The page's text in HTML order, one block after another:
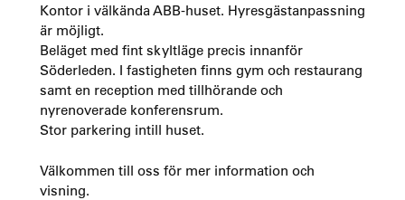
Kontor i välkända ABB-huset. Hyresgästanpassning
är möjligt.
Beläget med fint skyltläge precis innanför
Söderleden. I fastigheten finns gym och restaurang
samt en reception med tillhörande och
nyrenoverade konferensrum.
Stor parkering intill huset.
Välkommen till oss för mer information och
visning.